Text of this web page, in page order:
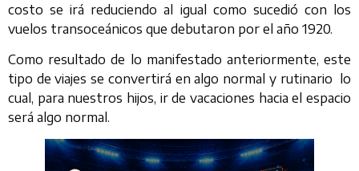
costo se irá reduciendo al igual como sucedió con los
vuelos transoceánicos que debutaron por el año 1920.
Como resultado de lo manifestado anteriormente, este
tipo de viajes se convertirá en algo normal y rutinario lo
cual, para nuestros hijos, ir de vacaciones hacia el espacio
será algo normal.